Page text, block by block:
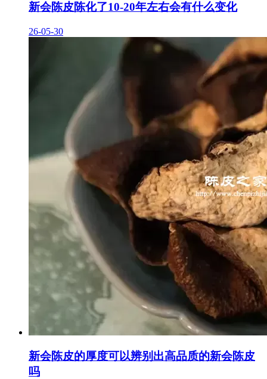
新会陈皮陈化了10-20年左右会有什么变化
26-05-30
新会陈皮的厚度可以辨别出高品质的新会陈皮
吗